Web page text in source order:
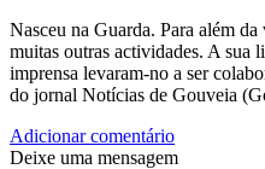
Nasceu na Guarda. Para além
muitas outras actividades. A sua
imprensa levaram-no a ser
do jornal Notícias de Gouveia
Adicionar comentário
Deixe uma mensagem